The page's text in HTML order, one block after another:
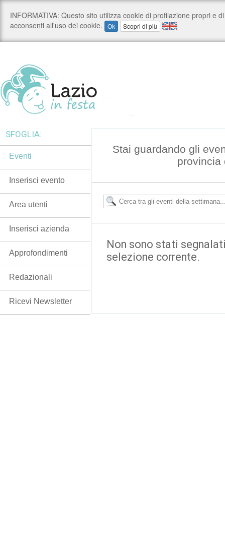
Stai guardando gli
provincia
Non sono stati
selezione corrente.
SFOGLIA:
Eventi
Inserisci evento
Area utenti
Inserisci azienda
Approfondimenti
Redazionali
Ricevi Newsletter